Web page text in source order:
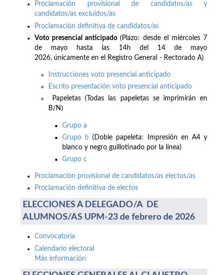
Proclamación provisional de candidatos/as y
candidatos/as excluidos/as
Proclamación definitiva de candidatos/as
Voto presencial anticipado(Plazo: desde el miércoles 7
de mayo hasta las 14h del 14 de mayo
2026, únicamente en el Registro General - Rectorado A)
Instrucciones voto presencial anticipado
Escrito presentación voto presencial anticipado
Papeletas (Todas las papeletas se imprimirán en
B/N)
Grupo a
Grupo b (Doble papeleta: Impresión en A4 y
blanco y negro guillotinado por la línea)
Grupo c
Proclamación provisional de candidatos/as electos/as
Proclamación definitiva de electos
ELECCIONES A DELEGADO/A DE
ALUMNOS/AS UPM-23 de febrero de 2026
Convocatoria
Calendario electoral
Más información